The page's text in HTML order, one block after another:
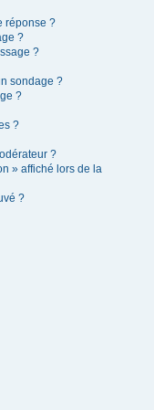
réponse ?
?
?
sondage ?
?
?
?
» affiché lors de la
?